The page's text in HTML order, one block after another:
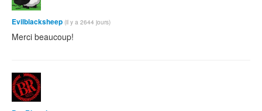
Evilblacksheep (il y a 2644 jours)
Merci beaucoup!